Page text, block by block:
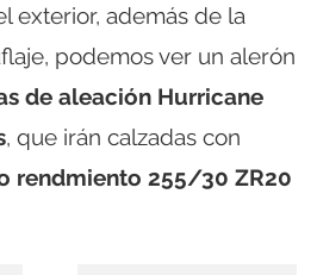
exterior, además de la
podemos ver un alerón
de aleación Hurricane
, que irán calzadas con
rendmiento 255/30 ZR20